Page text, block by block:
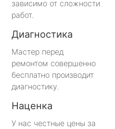
зависимо от сложности
работ.
Диагностика
Мастер перед
ремонтом совершенно
бесплатно производит
диагностику.
Наценка
У нас честные цены за